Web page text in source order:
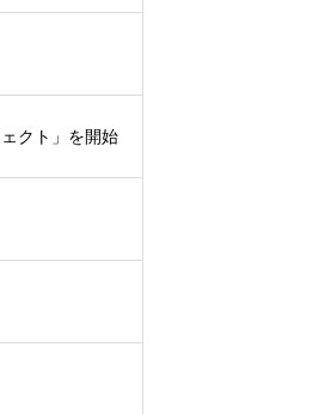
ついて
クト」を開始